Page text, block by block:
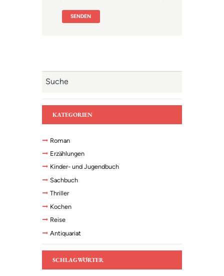
KATEGORIEN
Roman
Erzählungen
Kinder- und Jugendbuch
Sachbuch
Thriller
Kochen
Reise
Antiquariat
SCHLAGWÖRTER